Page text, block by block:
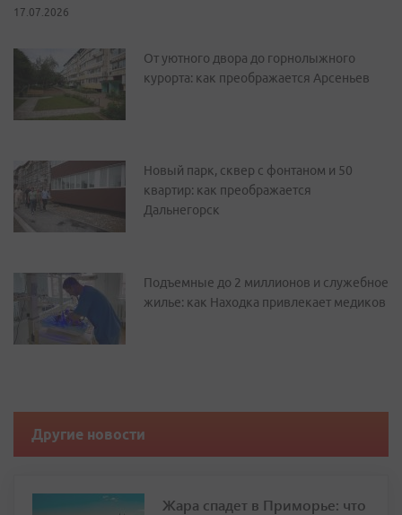
17.07.2026
От уютного двора до горнолыжного
курорта: как преображается Арсеньев
Новый парк, сквер с фонтаном и 50
квартир: как преображается
Дальнегорск
Подъемные до 2 миллионов и служебное
жилье: как Находка привлекает медиков
Другие новости
Жара спадет в Приморье: что